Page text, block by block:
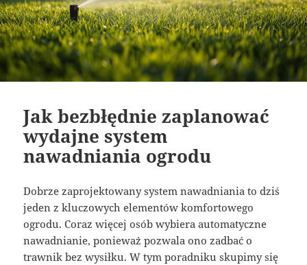
Jak bezbłędnie zaplanować
wydajne system
nawadniania ogrodu
Dobrze zaprojektowany system nawadniania to dziś
jeden z kluczowych elementów komfortowego
ogrodu. Coraz więcej osób wybiera automatyczne
nawadnianie, ponieważ pozwala ono zadbać o
trawnik bez wysiłku. W tym poradniku skupimy się